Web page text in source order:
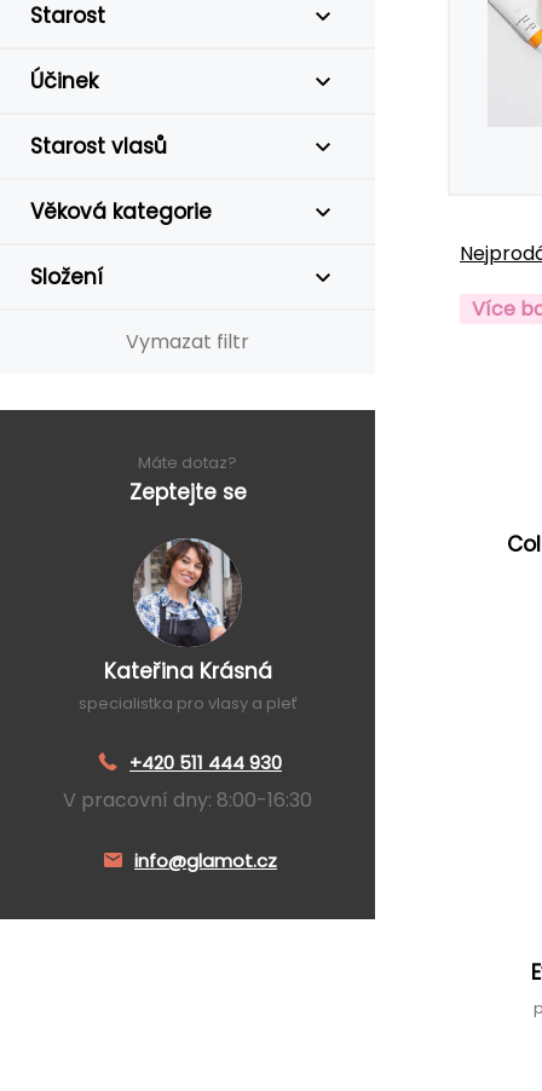
Starost
Účinek
Starost vlasů
Věková kategorie
Složení
Vymazat filtr
Máte dotaz?
Zeptejte se
Kateřina Krásná
specialistka pro vlasy a pleť
+420 511 444 930
V pracovní dny: 8:00-16:30
info@glamot.cz
Více